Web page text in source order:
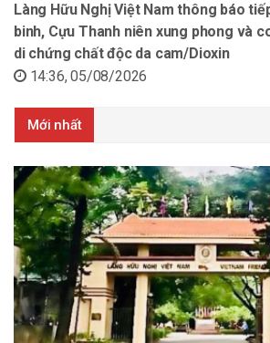
Làng Hữu Nghị Việt Nam thông báo
binh, Cựu Thanh niên xung phong và
di chứng chất độc da cam/Dioxin
14:36, 05/08/2026
Mới nhất